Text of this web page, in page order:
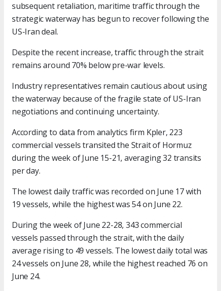
subsequent retaliation, maritime traffic through the
strategic waterway has begun to recover following the
US-Iran deal.
Despite the recent increase, traffic through the strait
remains around 70% below pre-war levels.
Industry representatives remain cautious about using
the waterway because of the fragile state of US-Iran
negotiations and continuing uncertainty.
According to data from analytics firm Kpler, 223
commercial vessels transited the Strait of Hormuz
during the week of June 15-21, averaging 32 transits
per day.
The lowest daily traffic was recorded on June 17 with
19 vessels, while the highest was 54 on June 22.
During the week of June 22-28, 343 commercial
vessels passed through the strait, with the daily
average rising to 49 vessels. The lowest daily total was
24 vessels on June 28, while the highest reached 76 on
June 24.